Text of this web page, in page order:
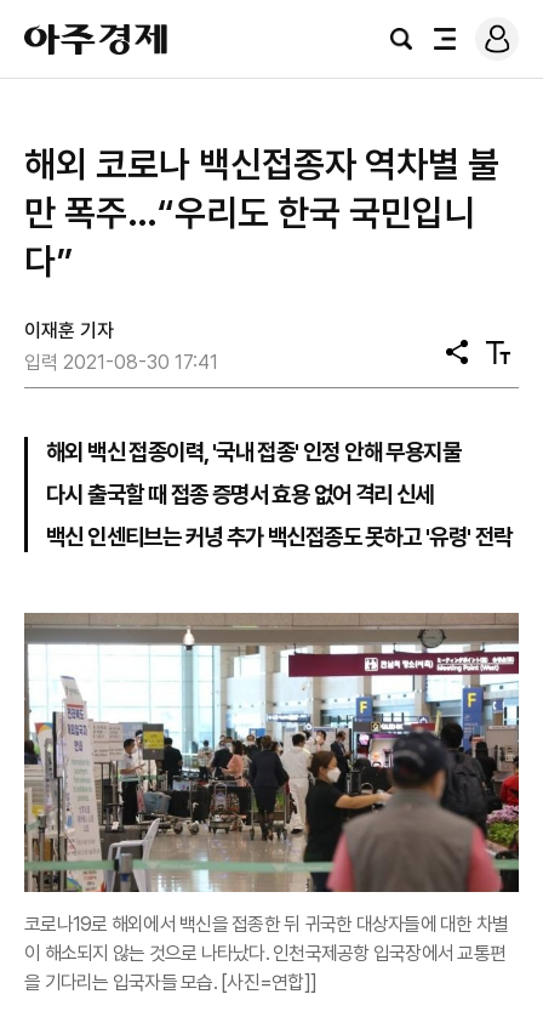
아
주
경
검
전
로
그
해외 코로나 백신접종자 역차별 불
만 폭주…“우리도 한국 국민입니
다”
이재훈 기자
입력 2021-08-30 17:41
공
유
텍
스
해외 백신 접종이력, '국내 접종' 인정 안해 무용지물
다시 출국할 때 접종 증명서 효용 없어 격리 신세
백신 인센티브는 커녕 추가 백신접종도 못하고 '유령' 전락
코로나19로 해외에서 백신을 접종한 뒤 귀국한 대상자들에 대한 차별
이 해소되지 않는 것으로 나타났다. 인천국제공항 입국장에서 교통편
을 기다리는 입국자들 모습. [사진=연합]]